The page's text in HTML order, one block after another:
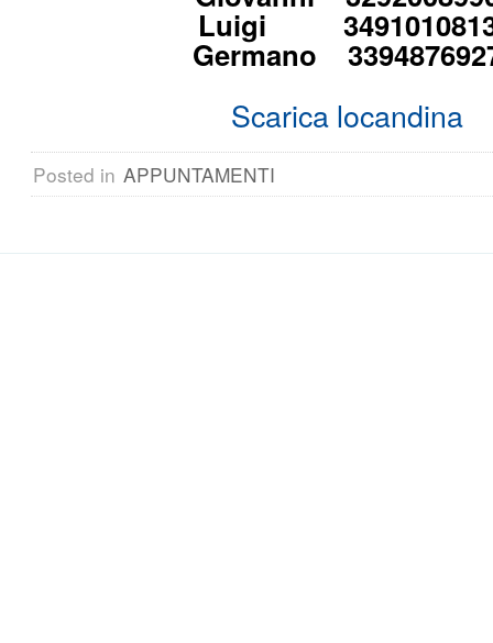
Luigi
Germano
Scarica locandina
Posted in APPUNTAMENTI